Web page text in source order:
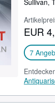
Sullivan,
EUR
7